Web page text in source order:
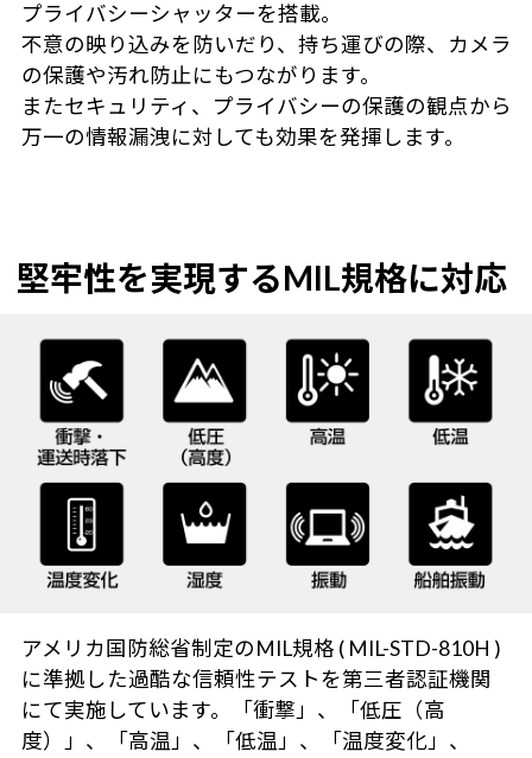
プライバシーシャッターを搭載。
不意の映り込みを防いだり、持ち運びの際、カメラ
の保護や汚れ防止にもつながります。
またセキュリティ、プライバシーの保護の観点から
万一の情報漏洩に対しても効果を発揮します。
堅牢性を実現するMIL規格に対応
アメリカ国防総省制定のMIL規格 ( MIL-STD-810H )
に準拠した過酷な信頼性テストを第三者認証機関
にて実施しています。「衝撃」、「低圧（高
度）」、「高温」、「低温」、「温度変化」、